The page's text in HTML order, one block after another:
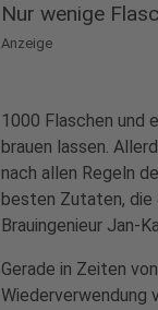
Nur wenige
Anzeige
1000 Flaschen und
brauen lassen.
nach allen Regeln
besten Zutaten, die
Brauingenieur Jan-
Gerade in Zeiten
Wiederverwendung